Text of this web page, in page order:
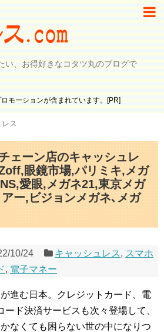
い、お得好きなコタツ丸のブログで
モーションが含まれています。[PR]
ス
ェーン店のキャッシュレ
眼鏡市場,パリミキ,メガ
愛眼,メガネ21,東京メガ
ー,ビジョンメガネ､メガ
10/24 キャッシュレス, スマホ
, 電子マネー
進む日本。クレジットカード、電
ド決済サービスも次々登場して、
なくても困らない世の中になりつ